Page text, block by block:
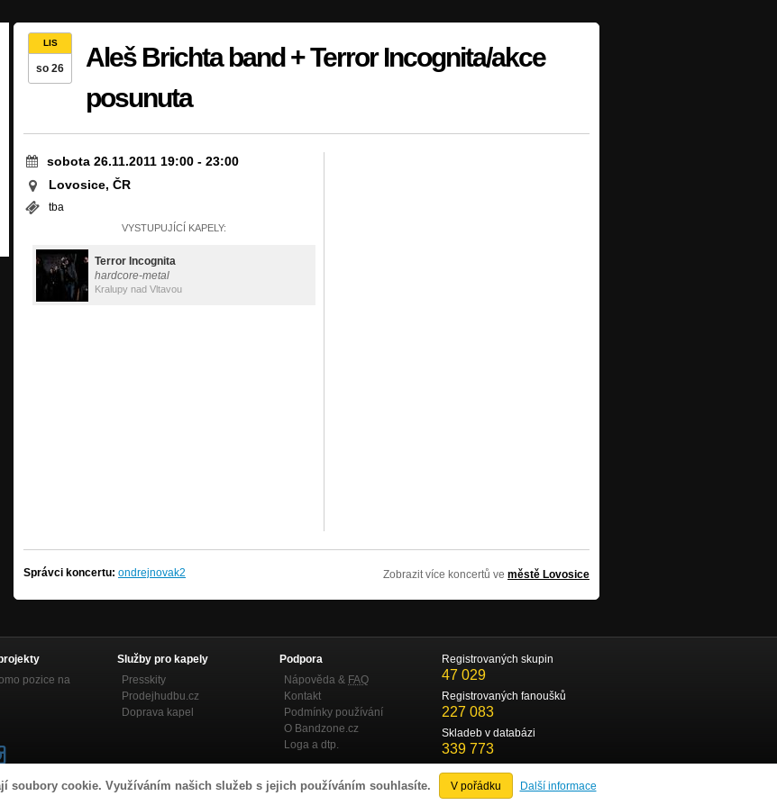
soubory cookie. Využíváním našich služeb s jejich používáním souhlasíte. V pořádku Další informace
LIS
so 26
Aleš Brichta band + Terror Incognita/akce
posunuta
sobota 26.11.2011 19:00 - 23:00
Lovosice, ČR
tba
VYSTUPUJÍCÍ KAPELY:
Terror Incognita
hardcore-metal
Kralupy nad Vltavou
Správci koncertu: ondrejnovak2 Zobrazit více koncertů ve městě Lovosice
pozice na
Služby pro kapely
Presskity
Prodejhudbu.cz
Doprava kapel
Podpora
Nápověda & FAQ
Kontakt
Podmínky používání
O Bandzone.cz
Loga a dtp.
Registrovaných skupin
47 029
Registrovaných fanoušků
227 083
Skladeb v databázi
339 773